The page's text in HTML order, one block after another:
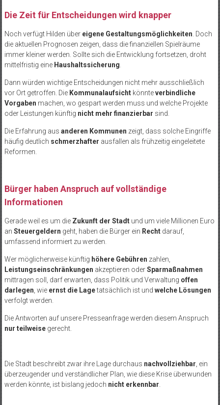
Die Zeit für Entscheidungen wird knapper
Noch verfügt Hilden über eigene Gestaltungsmöglichkeiten. Doch
die aktuellen Prognosen zeigen, dass die finanziellen Spielräume
immer kleiner werden. Sollte sich die Entwicklung fortsetzen, droht
mittelfristig eine Haushaltssicherung.
Dann würden wichtige Entscheidungen nicht mehr ausschließlich
vor Ort getroffen. Die Kommunalaufsichtkönnteverbindliche
Vorgaben machen, wo gespart werden muss und welche Projekte
oder Leistungen künftig nicht mehr finanzierbar sind.
Die Erfahrung aus anderen Kommunen zeigt, dass solche Eingriffe
häufig deutlich schmerzhafter ausfallen als frühzeitig eingeleitete
Reformen.
Bürger haben Anspruch auf vollständige
Informationen
Gerade weil es um die Zukunft der Stadtund um viele Millionen Euro
an Steuergeldern geht, haben die Bürger ein Rechtdarauf,
umfassend informiert zu werden.
Wer möglicherweise künftig höhere Gebühren zahlen,
Leistungseinschränkungen akzeptieren oderSparmaßnahmen
mittragen soll, darf erwarten, dass Politik und Verwaltung offen
darlegen, wie ernst die Lagetatsächlich ist und welche Lösungen
verfolgt werden.
Die Antworten auf unsere Presseanfrage werden diesem Anspruch
nur teilweisegerecht.
Die Stadt beschreibt zwar ihre Lage durchaus nachvollziehbar, ein
überzeugender und verständlicher Plan, wie diese Krise überwunden
werden könnte, ist bislang jedoch nicht erkennbar.